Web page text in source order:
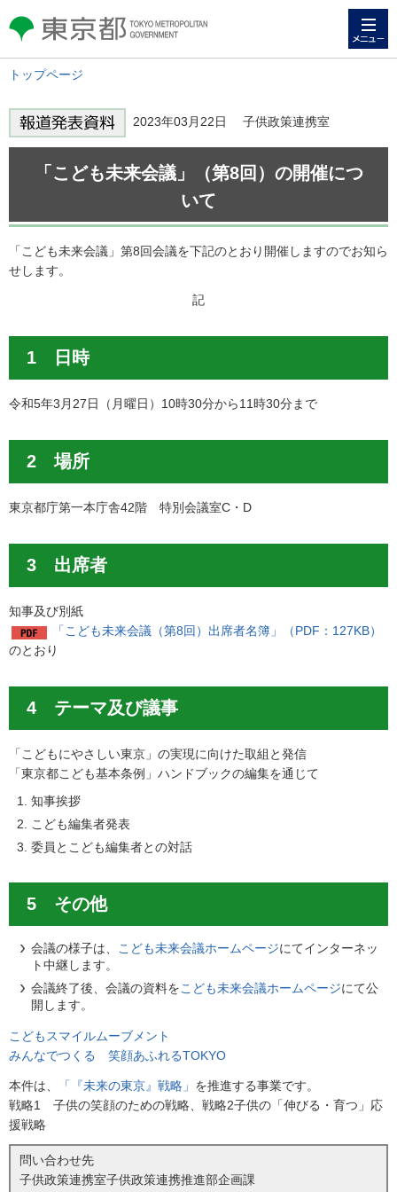
東京都 TOKYO METROPOLITAN
GOVERNMENT
トップページ
2023年03月22日 子供政策連携室
「こども未来会議」（第8回）の開催につ
いて
「こども未来会議」第8回会議を下記のとおり開催しますのでお知ら
せします。
記
1 日時
令和5年3月27日（月曜日）10時30分から11時30分まで
2 場所
東京都庁第一本庁舎42階 特別会議室C・D
3 出席者
知事及び別紙
「こども未来会議（第8回）出席者名簿」（PDF：127KB）
のとおり
4 テーマ及び議事
「こどもにやさしい東京」の実現に向けた取組と発信
「東京都こども基本条例」ハンドブックの編集を通じて
知事挨拶
こども編集者発表
委員とこども編集者との対話
5 その他
会議の様子は、 こども未来会議ホームページにてインターネッ
ト中継します。
会議終了後、会議の資料をこども未来会議ホームページにて公
開します。
こどもスマイルムーブメント
みんなでつくる 笑顔あふれるTOKYO
本件は、 「『未来の東京』戦略」 を推進する事業です。
戦略1 子供の笑顔のための戦略、戦略2子供の「伸びる・育つ」応
援戦略
問い合わせ先
子供政策連携室子供政策連携推進部企画課